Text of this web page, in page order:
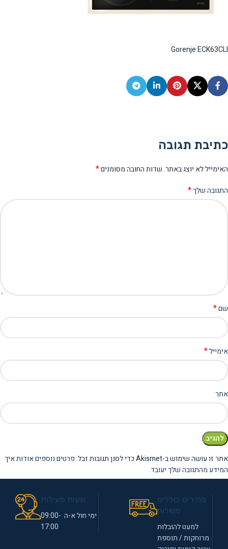
Gorenje ECK63CLI
כתיבת תגובה
האימייל לא יוצג באתר.שדות החובה מסומנים*
התגובה שלך*
שם*
אימייל*
אתר
אתר זו עושה שימוש ב-Akismet כדי לסנן תגובות זבל.
פרטים נוספים אודות איך
המידע מהתגובה שלך יעובד.
למעט להובלות
מרוחקות / תוספת
ימי חול א-ה 09:00-
17:00